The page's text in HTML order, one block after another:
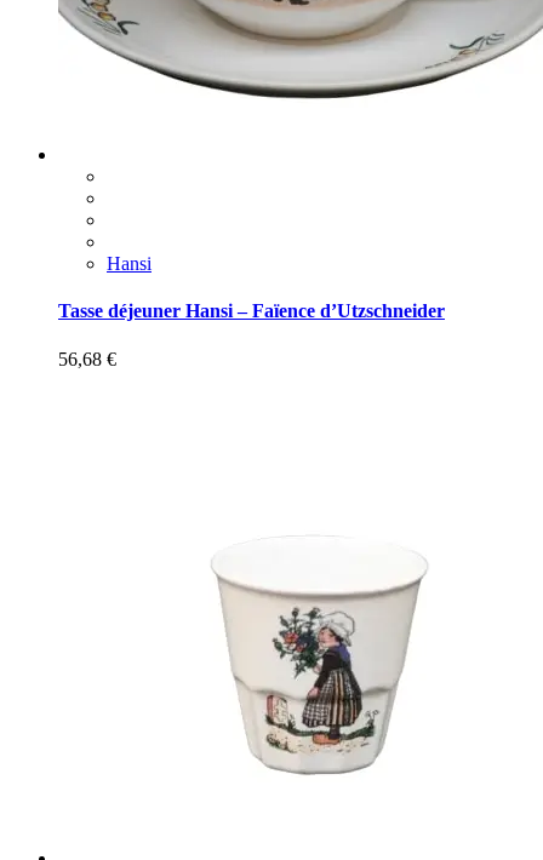
Hansi
Tasse déjeuner Hansi – Faïence d’Utzschneider
56,68 €